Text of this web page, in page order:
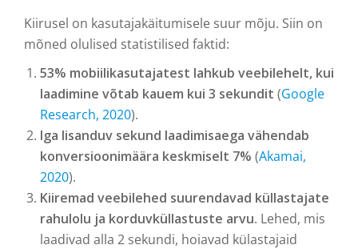
Kiirusel on kasutajakäitumisele suur mõju. Siin on
mõned olulised statistilised faktid:
53% mobiilikasutajatest lahkub veebilehelt, kui
laadimine võtab kauem kui 3 sekundit (Google
Research, 2020).
Iga lisanduv sekund laadimisaega vähendab
konversioonimäära keskmiselt 7% (Akamai,
2020).
Kiiremad veebilehed suurendavad küllastajate
rahulolu ja korduvküllastuste arvu. Lehed, mis
laadivad alla 2 sekundi, hoiavad külastajaid